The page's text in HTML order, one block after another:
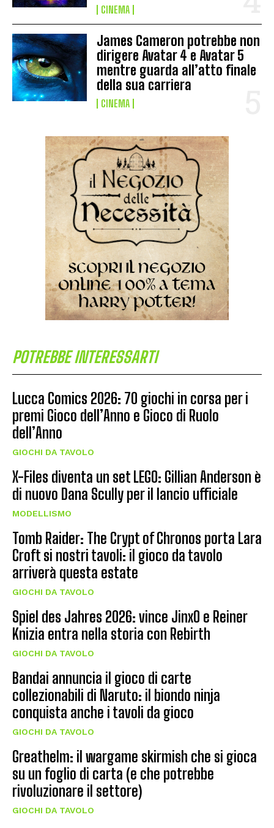
CINEMA
James Cameron potrebbe non
dirigere Avatar 4 e Avatar 5
mentre guarda all’atto finale
della sua carriera
CINEMA
POTREBBE INTERESSARTI
Lucca Comics 2026: 70 giochi in corsa per i
premi Gioco dell’Anno e Gioco di Ruolo
dell’Anno
GIOCHI DA TAVOLO
X-Files diventa un set LEGO: Gillian Anderson è
di nuovo Dana Scully per il lancio ufficiale
MODELLISMO
Tomb Raider: The Crypt of Chronos porta Lara
Croft si nostri tavoli: il gioco da tavolo
arriverà questa estate
GIOCHI DA TAVOLO
Spiel des Jahres 2026: vince JinxO e Reiner
Knizia entra nella storia con Rebirth
GIOCHI DA TAVOLO
Bandai annuncia il gioco di carte
collezionabili di Naruto: il biondo ninja
conquista anche i tavoli da gioco
GIOCHI DA TAVOLO
Greathelm: il wargame skirmish che si gioca
su un foglio di carta (e che potrebbe
rivoluzionare il settore)
GIOCHI DA TAVOLO